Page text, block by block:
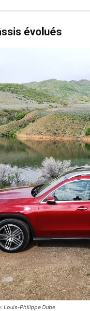
évolués
Louis-Philippe Dube